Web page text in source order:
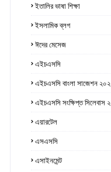
ইতালির ভাষা শিক্ষা
ইসলামিক ব্লগ
ঈদের মেসেজ
এইচএসসি
এইচএসসি বাংলা সাজেশন
এইচএসসি সংক্ষিপ্ত সিলেবাস
এয়ারটেল
এসএসসি
এসাইনমেন্ট